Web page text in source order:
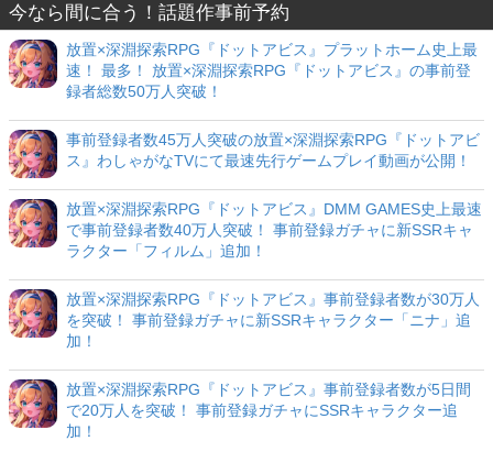
今なら間に合う！話題作事前予約
放置×深淵探索RPG『ドットアビス』プラットホーム史上最
速！ 最多！ 放置×深淵探索RPG『ドットアビス』の事前登
録者総数50万人突破！
事前登録者数45万人突破の放置×深淵探索RPG『ドットアビ
ス』わしゃがなTVにて最速先行ゲームプレイ動画が公開！
放置×深淵探索RPG『ドットアビス』DMM GAMES史上最速
で事前登録者数40万人突破！ 事前登録ガチャに新SSRキャ
ラクター「フィルム」追加！
放置×深淵探索RPG『ドットアビス』事前登録者数が30万人
を突破！ 事前登録ガチャに新SSRキャラクター「ニナ」追
加！
放置×深淵探索RPG『ドットアビス』事前登録者数が5日間
で20万人を突破！ 事前登録ガチャにSSRキャラクター追
加！